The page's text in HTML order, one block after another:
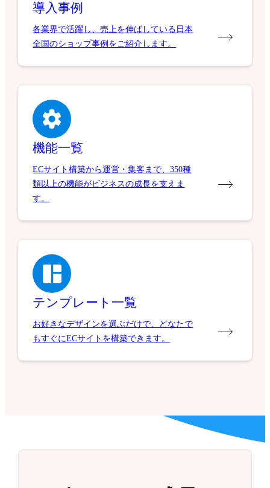
導入事例
各業界で活躍し、売上を伸ばしている日本
全国のショップ事例をご紹介します。
機能一覧
ECサイト構築から運営・集客まで、350種
類以上の機能がビジネスの成長を支えま
す。
テンプレート一覧
お好きなデザインを選ぶだけで、どなたで
もすぐにECサイトを構築できます。